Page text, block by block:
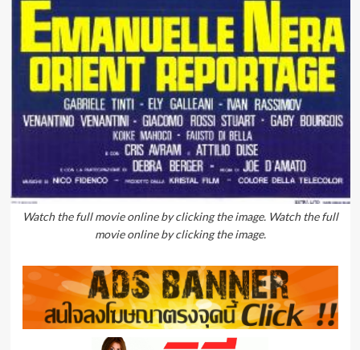
Watch the full movie online by clicking the image. Watch the full
movie online by clicking the image.